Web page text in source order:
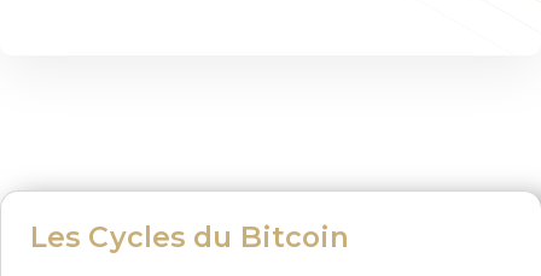
Les Cycles du Bitcoin